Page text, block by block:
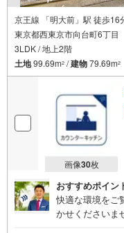
京王線 「明大前」駅 徒歩16
東京都西東京市向台町6丁目
3LDK / 地上2階
土地99.69m2 /建物79.69m2
画像30枚
おすすめポイン
快適な環境をご
かせくださいま